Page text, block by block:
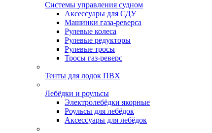
Системы управления судном
Аксессуары для СДУ
Машинки газа-реверса
Рулевые колеса
Рулевые редукторы
Рулевые тросы
Тросы газ-реверс
Тенты для лодок ПВХ
Лебёдки и роульсы
Электролебёдки якорные
Роульсы для лебёдок
Аксессуары для лебёдок